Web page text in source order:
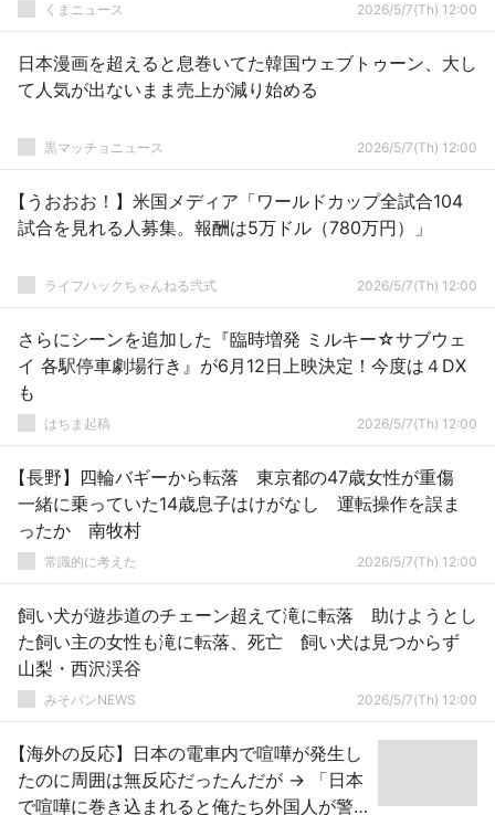
くまニュース 2026/5/7(Th) 12:00
日本漫画を超えると息巻いてた韓国ウェブトゥーン、大し
て人気が出ないまま売上が減り始める
黒マッチョニュース 2026/5/7(Th) 12:00
【うおおお！】米国メディア「ワールドカップ全試合104
試合を見れる人募集。報酬は5万ドル（780万円）」
ライフハックちゃんねる弐式 2026/5/7(Th) 12:00
さらにシーンを追加した『臨時増発 ミルキー☆サブウェ
イ 各駅停車劇場行き』が6月12日上映決定！今度は４DX
も
はちま起稿 2026/5/7(Th) 12:00
【長野】四輪バギーから転落 東京都の47歳女性が重傷
一緒に乗っていた14歳息子はけがなし 運転操作を誤ま
ったか 南牧村
常識的に考えた 2026/5/7(Th) 12:00
飼い犬が遊歩道のチェーン超えて滝に転落 助けようとし
た飼い主の女性も滝に転落、死亡 飼い犬は見つからず
山梨・西沢渓谷
みそパンNEWS 2026/5/7(Th) 12:00
【海外の反応】日本の電車内で喧嘩が発生し
たのに周囲は無反応だったんだが → 「日本
で喧嘩に巻き込まれると俺たち外国人が警